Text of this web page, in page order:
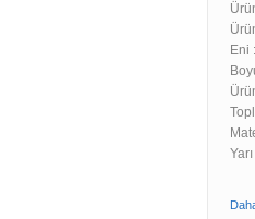
Eni :